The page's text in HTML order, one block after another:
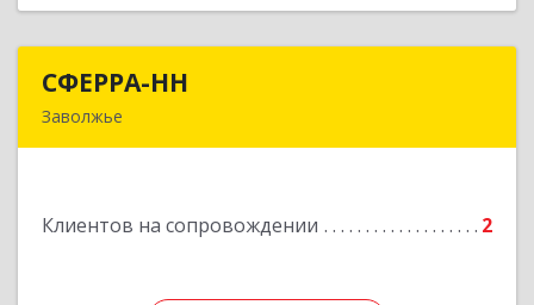
СФЕРРА-НН
Заволжье
Клиентов на сопровождении 2